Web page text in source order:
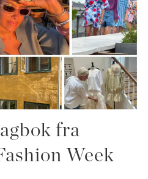
fra
Week